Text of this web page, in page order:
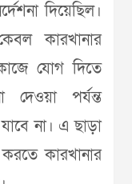
দিয়েছিল।
কারখানার
যোগ দিতে
দেওয়া পর্যন্ত
না। এ ছাড়া
কারখানার